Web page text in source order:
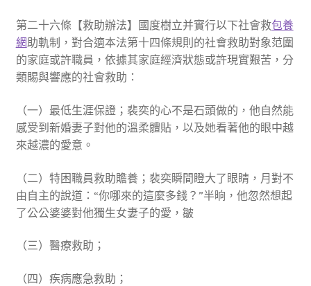
第二十六條【救助辦法】國度樹立并實行以下社會救包養
網助軌制，對合適本法第十四條規則的社會救助對象范圍
的家庭或許職員，依據其家庭經濟狀態或許現實艱苦，分
類賜與響應的社會救助：
（一）最低生涯保證；裴奕的心不是石頭做的，他自然能
感受到新婚妻子對他的溫柔體貼，以及她看著他的眼中越
來越濃的愛意。
（二）特困職員救助贍養；裴奕瞬間瞪大了眼睛，月對不
由自主的說道：“你哪來的這麼多錢？”半晌，他忽然想起
了公公婆婆對他獨生女妻子的愛，皺
（三）醫療救助；
（四）疾病應急救助；